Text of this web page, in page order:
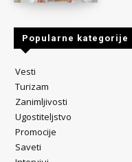
Popularne kategorije
Vesti
Turizam
Zanimljivosti
Ugostiteljstvo
Promocije
Saveti